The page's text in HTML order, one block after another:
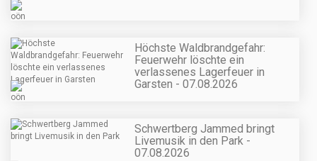
Höchste Waldbrandgefahr:
Feuerwehr löschte ein
verlassenes Lagerfeuer in
Garsten - 07.08.2026
Schwertberg Jammed bringt
Livemusik in den Park -
07.08.2026